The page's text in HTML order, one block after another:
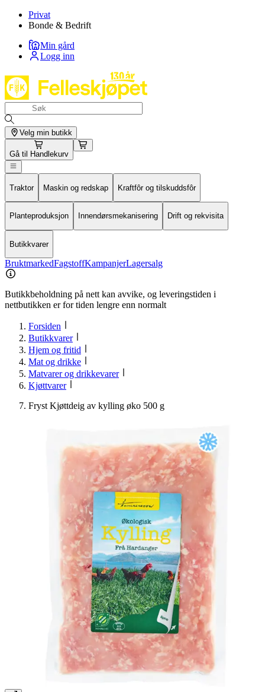
Privat
Bonde & Bedrift
Min gård
Logg inn
Velg min butikk
Gå til Handlekurv
Traktor Maskin og redskap Kraftfôr og tilskuddsfôr
Planteproduksjon Innendørsmekanisering Drift og rekvisita
Butikkvarer
BruktmarkedFagstoffKampanjerLagersalg
Butikkbeholdning på nett kan avvike, og leveringstiden i
nettbutikken er for tiden lengre enn normalt
Forsiden
Butikkvarer
Hjem og fritid
Mat og drikke
Matvarer og drikkevarer
Kjøttvarer
Fryst Kjøttdeig av kylling øko 500 g